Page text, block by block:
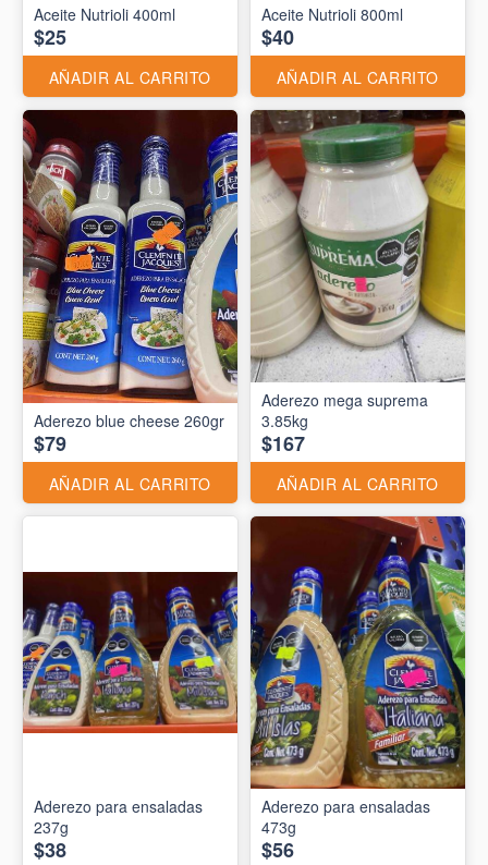
Aceite Nutrioli 400ml
$25
AÑADIR AL CARRITO
Aceite Nutrioli 800ml
$40
AÑADIR AL CARRITO
Aderezo blue cheese 260gr
$79
AÑADIR AL CARRITO
Aderezo mega suprema
3.85kg
$167
AÑADIR AL CARRITO
Aderezo para ensaladas
237g
$38
Aderezo para ensaladas
473g
$56